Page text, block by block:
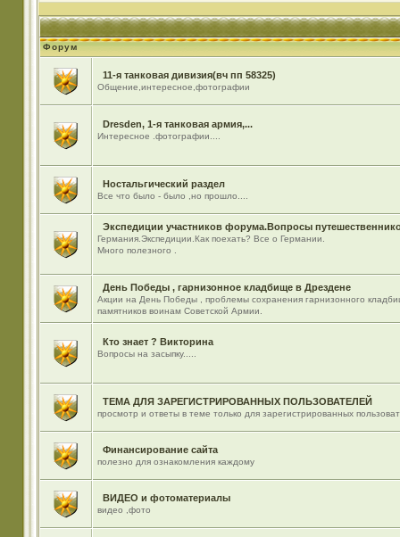
Форум
11-я танковая дивизия(вч пп 58325)
Общение,интересное,фотографии
Dresden, 1-я танковая армия,...
Интересное .фотографии....
Ностальгический раздел
Все что было - было ,но прошло....
Экспедиции участников форума.Вопросы
Германия.Экспедиции.Как поехать? Все о Германии.
Много полезного .
День Победы , гарнизонное кладбище в Дрездене
Акции на День Победы , проблемы сохранения гарнизонного
памятников воинам Советской Армии.
Кто знает ? Викторина
Вопросы на засыпку.....
ТЕМА ДЛЯ ЗАРЕГИСТРИРОВАННЫХ ПОЛЬЗОВАТЕЛЕЙ
просмотр и ответы в теме только для зарегистрированных
Финансирование сайта
полезно для ознакомления каждому
ВИДЕО и фотоматериалы
видео ,фото